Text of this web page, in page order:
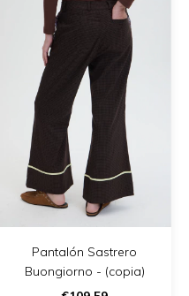
Pantalón Sastrero
Buongiorno - (copia)